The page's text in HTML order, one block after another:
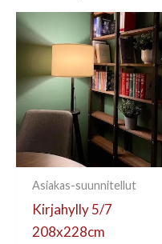
kirjoittaa arvioinnin.
Asiakas-suunnitellut
Kirjahylly 5/7
208x228cm